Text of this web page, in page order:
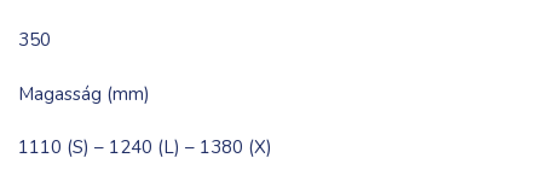
350
Magasság (mm)
1110 (S) – 1240 (L) – 1380 (X)